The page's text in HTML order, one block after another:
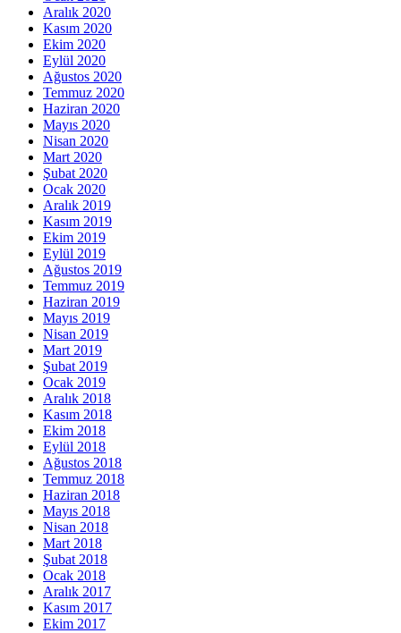
Aralık 2020
Kasım 2020
Ekim 2020
Eylül 2020
Ağustos 2020
Temmuz 2020
Haziran 2020
Mayıs 2020
Nisan 2020
Mart 2020
Şubat 2020
Ocak 2020
Aralık 2019
Kasım 2019
Ekim 2019
Eylül 2019
Ağustos 2019
Temmuz 2019
Haziran 2019
Mayıs 2019
Nisan 2019
Mart 2019
Şubat 2019
Ocak 2019
Aralık 2018
Kasım 2018
Ekim 2018
Eylül 2018
Ağustos 2018
Temmuz 2018
Haziran 2018
Mayıs 2018
Nisan 2018
Mart 2018
Şubat 2018
Ocak 2018
Aralık 2017
Kasım 2017
Ekim 2017